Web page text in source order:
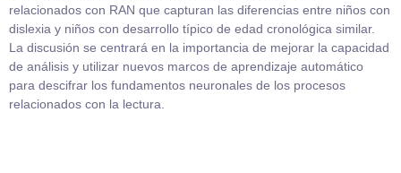
relacionados con RAN que capturan las diferencias entre niños con
dislexia y niños con desarrollo típico de edad cronológica similar.
La discusión se centrará en la importancia de mejorar la capacidad
de análisis y utilizar nuevos marcos de aprendizaje automático
para descifrar los fundamentos neuronales de los procesos
relacionados con la lectura.